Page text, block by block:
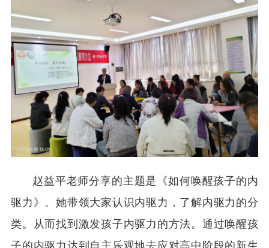
赵益平老师分享的主题是《如何唤醒孩子的内
驱力》。她带领大家认识内驱力，了解内驱力的分
类。从而找到激发孩子内驱力的方法。通过唤醒孩